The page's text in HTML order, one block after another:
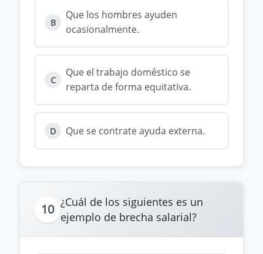
B
Que los hombres ayuden
ocasionalmente.
C
Que el trabajo doméstico se
reparta de forma equitativa.
D Que se contrate ayuda externa.
10 ¿Cuál de los siguientes es un
ejemplo de brecha salarial?